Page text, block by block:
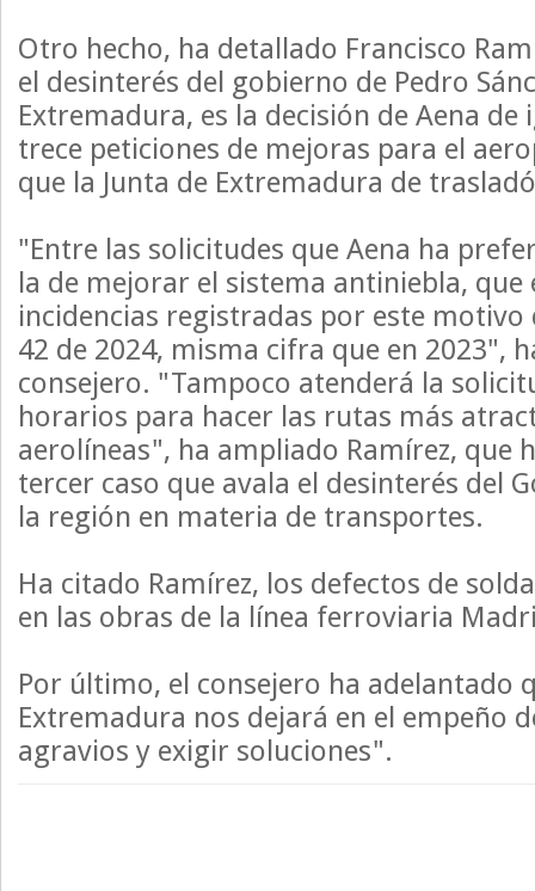
Otro hecho, ha detallado Francisco
el desinterés del gobierno de Pedro
Extremadura, es la decisión de Aena de
trece peticiones de mejoras para el
que la Junta de Extremadura de
"Entre las solicitudes que Aena ha
la de mejorar el sistema antiniebla, que
incidencias registradas por este motivo
42 de 2024, misma cifra que en 2023",
consejero. "Tampoco atenderá la
horarios para hacer las rutas más
aerolíneas", ha ampliado Ramírez, que
tercer caso que avala el desinterés del
la región en materia de transportes.
Ha citado Ramírez, los defectos de
en las obras de la línea ferroviaria
Por último, el consejero ha adelantado
Extremadura nos dejará en el empeño
agravios y exigir soluciones".